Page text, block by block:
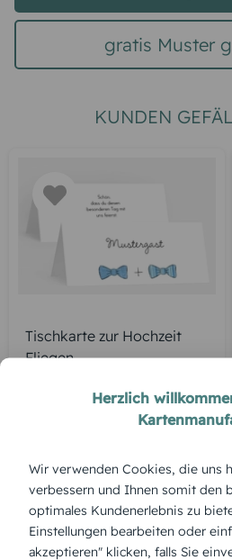
gratis Muster
KUNDEN
Tischkarte zur Hochzeit
Fliegen
Produktbeschreibung
„Mr+Mr“ feiert
Design lässt sich flexibel mit euren
Akzenten im Designer veredeln –
liebevolle Tischdeko.
Herzlich
Wir verwenden Cookies, die uns
verbessern und Ihnen somit den
optimales Kundenerlebnis zu
Einstellungen bearbeiten oder
akzeptieren" klicken, falls Sie